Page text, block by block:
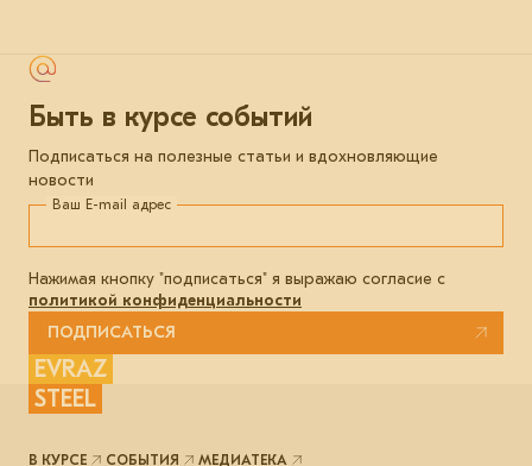
Быть в курсе событий
Подписаться на полезные статьи и вдохновляющие
новости
Ваш E-mail адрес
Нажимая кнопку "подписаться" я выражаю согласие с
политикой конфиденциальности
ПОДПИСАТЬСЯ
EVRAZ
STEEL
В КУРСЕ СОБЫТИЯ МЕДИАТЕКА